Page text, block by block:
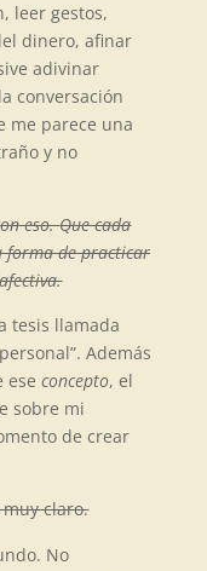
leer gestos,
dinero, afinar
adivinar
conversación
me parece una
y no
eso.Que cada
forma de practicar
tesis llamada
Además
ese concepto, el
sobre mi
de crear
claro.
No